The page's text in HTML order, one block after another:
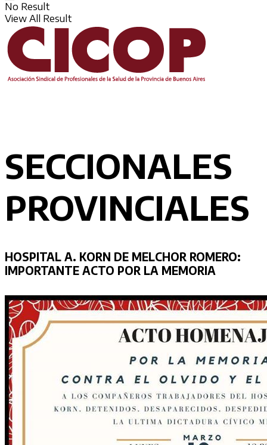
No Result
View All Result
SECCIONALES
PROVINCIALES
HOSPITAL A. KORN DE MELCHOR ROMERO:
IMPORTANTE ACTO POR LA MEMORIA